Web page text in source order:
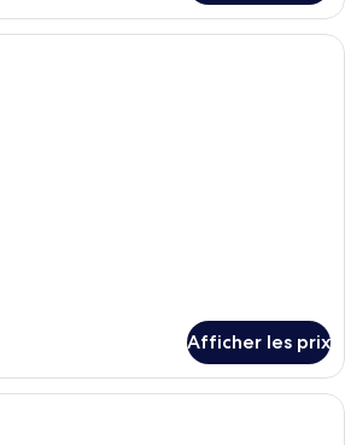
Une chambre d’hôtel avec un lit, un
Afficher les prix
Un espace de restauration d’hôtel